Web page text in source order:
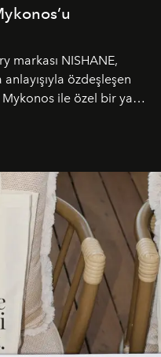
markası NISHANE,
özdeşleşen
ile özel bir yaz
varlığını
deneyime dönüştürüyor.